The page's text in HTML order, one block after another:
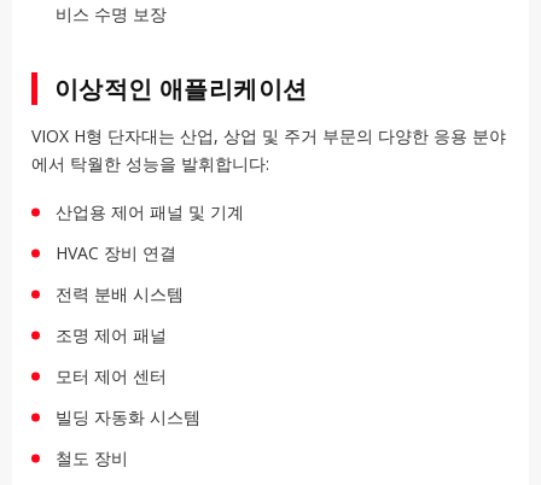
비스 수명 보장
이상적인 애플리케이션
VIOX H형 단자대는 산업, 상업 및 주거 부문의 다양한 응용 분야
에서 탁월한 성능을 발휘합니다:
산업용 제어 패널 및 기계
HVAC 장비 연결
전력 분배 시스템
조명 제어 패널
모터 제어 센터
빌딩 자동화 시스템
철도 장비